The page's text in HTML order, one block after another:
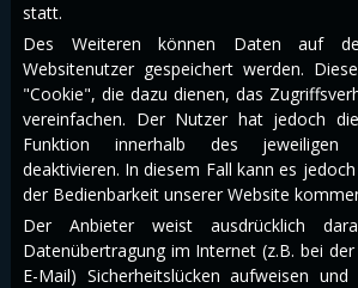
statt.
Des Weiteren können Daten auf
Websitenutzer gespeichert werden.
"Cookie", die dazu dienen, das
vereinfachen. Der Nutzer hat jedoch
Funktion innerhalb des jeweiligen
deaktivieren. In diesem Fall kann es
der Bedienbarkeit unserer Website
Der Anbieter weist ausdrücklich
Datenübertragung im Internet (z.B. bei
E-Mail) Sicherheitslücken aufweisen